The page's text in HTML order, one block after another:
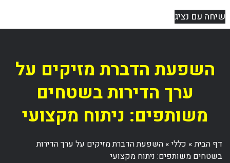
שיחה עם נציג
השפעת הדברת מזיקים על
ערך הדירות בשטחים
משותפים: ניתוח מקצועי
דף הבית» כללי» השפעת הדברת מזיקים על ערך הדירות
בשטחים משותפים: ניתוח מקצועי